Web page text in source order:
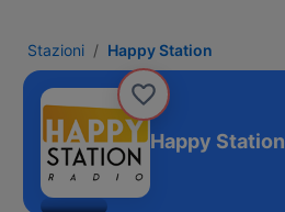
Stazioni Happy Station
Happy Station